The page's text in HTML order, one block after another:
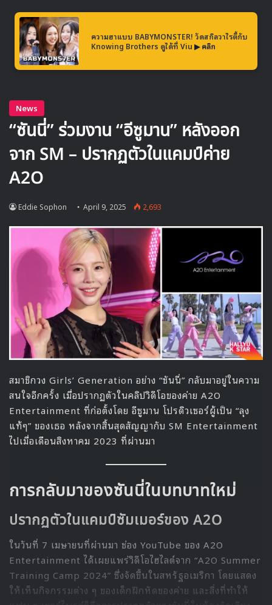
“ฉันฝึกหว่านเสน่ห์มาโดยเฉพาะ เพื่อ
ไปออดิชัน!”
เบื้องหลังการสมัครเข้า ‘Single’s
Inferno 4’ ที่ไม่มีใครรู้
อีชีอัน เล่าว่าเธอตั้งใจมากที่จะได้เป็นหนึ่งในผู้เข้าแข่งขันของ
‘Single’s Inferno 4’ ถึงขนาดว่า
“ฉันซ้อมการหว่านเสน่ห์ก่อนเข้าร่วมมี
ใส่โดยเฉพาะ”
การตอบคำถามอย่างจริงใจและมีเสน่ห์จนโปรดิวเซอร์ถึงกับ
ยกนิ้ว “สองนิ้วโป้ง” ให้ทันที กลายเป็นอีกหนึ่งโมเมนต์ที่ทำให้
ทุกคนหัวเราะและรู้สึกเอ็นดูในความตั้งใจจริงของเธอ
ความฮาแบบ BABYMONSTER! วัดสกิลวาไรตี้กับ
Knowing Brothers ดูได้ที่ Viu ▶ คลิก